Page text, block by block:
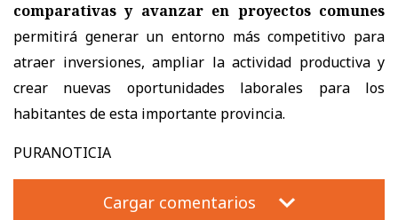
comparativas y avanzar en proyectos comunes
permitirá generar un entorno más competitivo para
atraer inversiones, ampliar la actividad productiva y
crear nuevas oportunidades laborales para los
habitantes de esta importante provincia.
PURANOTICIA
Cargar comentarios